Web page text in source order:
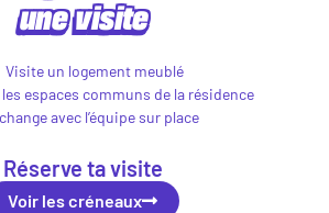
une visite
Visite un logement meublé
espaces communs de la résidence
avec l’équipe sur place
Réserve ta visite
Voir les créneaux